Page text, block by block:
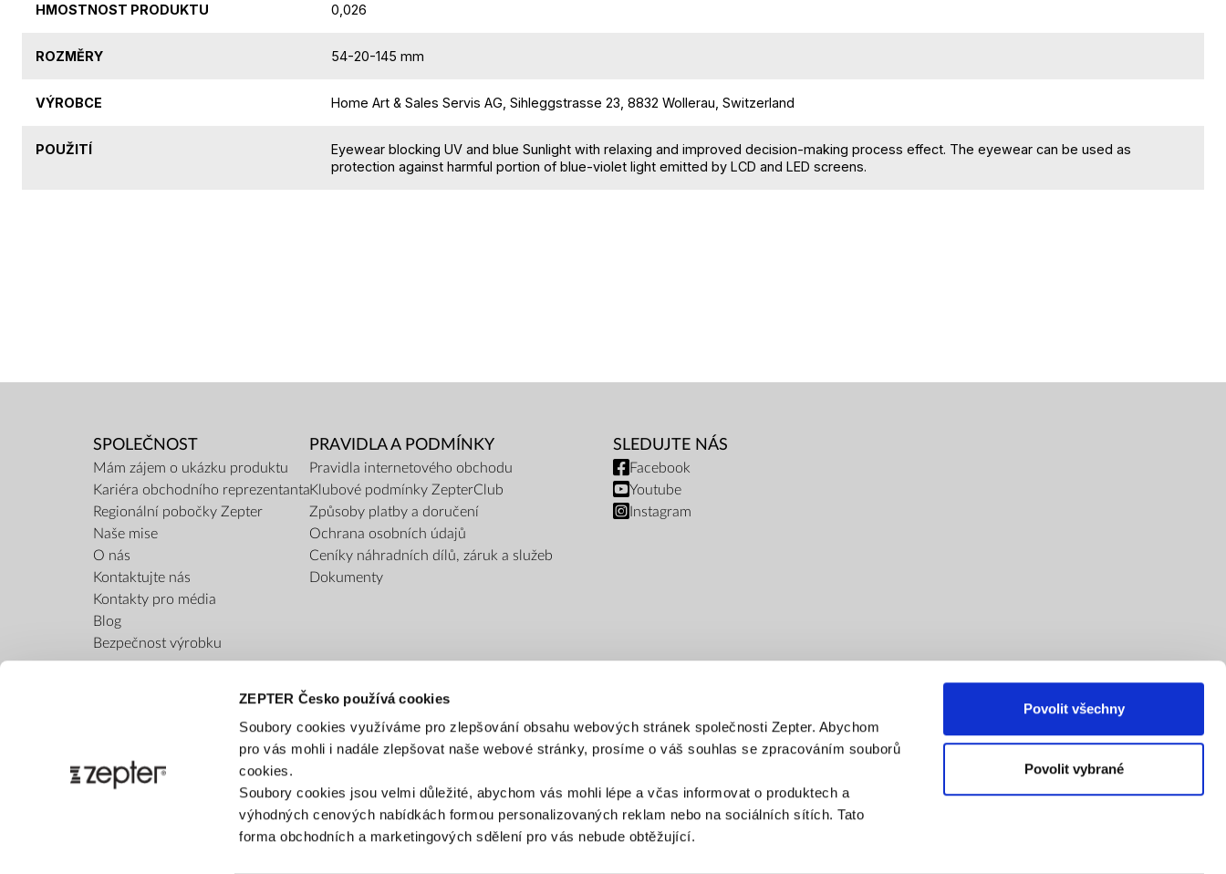
ZEPTER Česko používá cookies
Soubory cookies využíváme pro zlepšování obsahu webových stránek společnosti Zepter. Abychom
pro vás mohli i nadále zlepšovat naše webové stránky, prosíme o váš souhlas se zpracováním souborů
cookies.
Soubory cookies jsou velmi důležité, abychom vás mohli lépe a včas informovat o produktech a
výhodných cenových nabídkách formou personalizovaných reklam nebo na sociálních sítích. Tato
forma obchodních a marketingových sdělení pro vás nebude obtěžující.
Povolit všechny
Povolit vybrané
HMOSTNOST PRODUKTU 0,026
ROZMĚRY 54-20-145 mm
VÝROBCE Home Art & Sales Servis AG, Sihleggstrasse 23, 8832 Wollerau, Switzerland
POUŽITÍ
Eyewear blocking UV and blue Sunlight with relaxing and improved decision-making process effect. The eyewear can be used as
protection against harmful portion of blue-violet light emitted by LCD and LED screens.
SPOLEČNOST
Mám zájem o ukázku produktu
Kariéra obchodního reprezentanta
Regionální pobočky Zepter
Naše mise
O nás
Kontaktujte nás
Kontakty pro média
Blog
Bezpečnost výrobku
PRAVIDLA A PODMÍNKY
Pravidla internetového obchodu
Klubové podmínky ZepterClub
Způsoby platby a doručení
Ochrana osobních údajů
Ceníky náhradních dílů, záruk a služeb
Dokumenty
SLEDUJTE NÁS
Facebook
Youtube
Instagram
Platba bankovním převodem Platba na dobírku